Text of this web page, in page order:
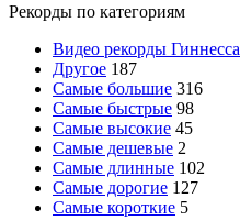
Рекорды по категориям
Видео рекорды Гиннесса
Другое 187
Самые большие 316
Самые быстрые 98
Самые высокие 45
Самые дешевые 2
Самые длинные 102
Самые дорогие 127
Самые короткие 5